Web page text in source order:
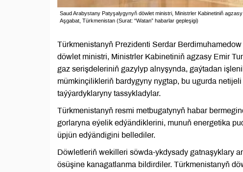
Saud Arabystany Patyşalygynyň döwlet ministri, Ministrler Kabinetiniň
Aşgabat, Türkmenistan (Surat: “Watan” habarlar gepleşigi)
Türkmenistanyň Prezidenti Serdar
döwlet ministri, Ministrler Kabinetiniň agzasy Emir
gaz serişdeleriniň gazylyp alnyşynda, gaýtadan
mümkinçilikleriň bardygyny nygtap, bu ugurda
taýýardyklaryny tassykladylar.
Türkmenistanyň resmi metbugatynyň habar
gorlaryna eýelik edýändiklerini, munuň energetika
üpjün edýändigini bellediler.
Döwletleriň wekilleri söwda-ykdysady gatnaşyklary
ösüşine kanagatlanma bildirdiler. Türkmenistanyň